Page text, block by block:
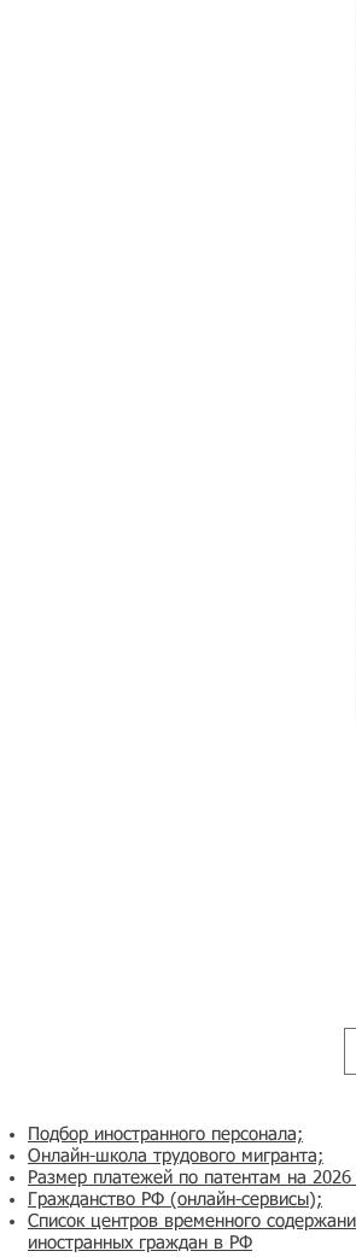
Подбор иностранного персонала;
Онлайн-школа трудового мигранта;
Размер платежей по патентам на 2026
Гражданство РФ (онлайн-сервисы);
Список центров временного
иностранных граждан в РФ